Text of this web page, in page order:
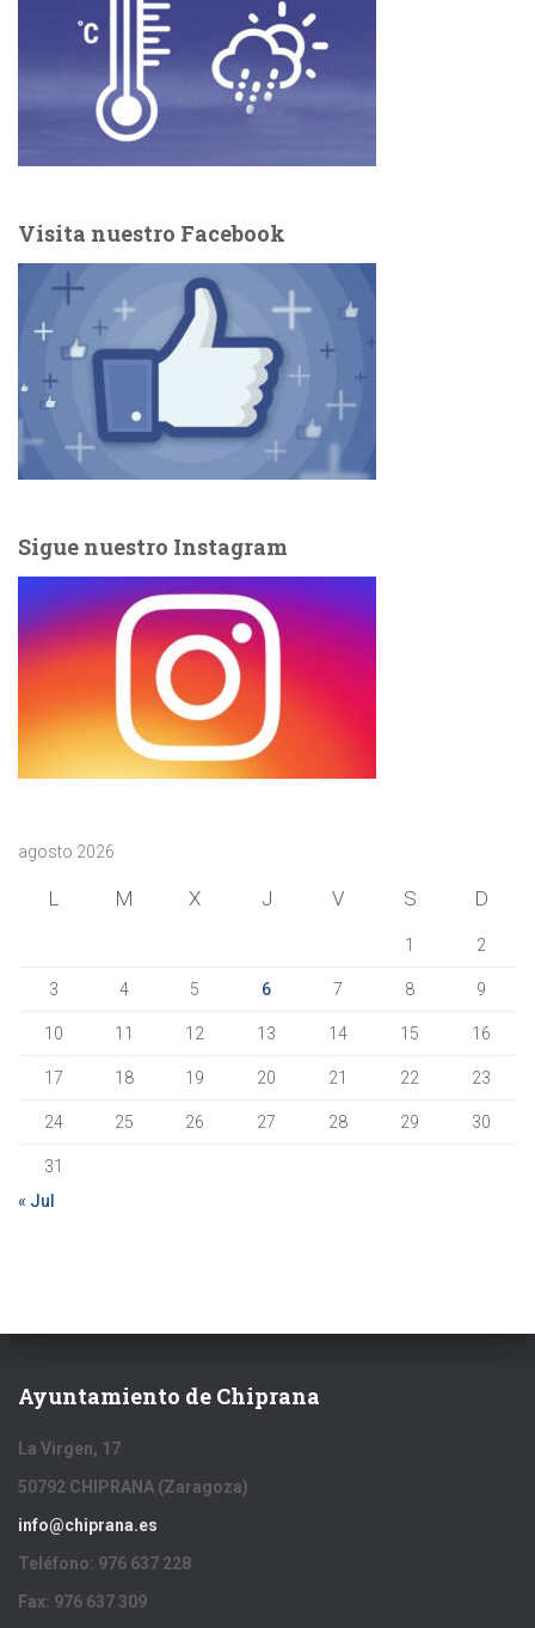
Visita nuestro Facebook
Sigue nuestro Instagram
agosto 2026
L M X J V S D
1 2
3 4 5 6 7 8 9
10 11 12 13 14 15 16
17 18 19 20 21 22 23
24 25 26 27 28 29 30
31
« Jul
Ayuntamiento de Chiprana
La Virgen, 17
50792 CHIPRANA (Zaragoza)
info@chiprana.es
Teléfono: 976 637 228
Fax: 976 637 309